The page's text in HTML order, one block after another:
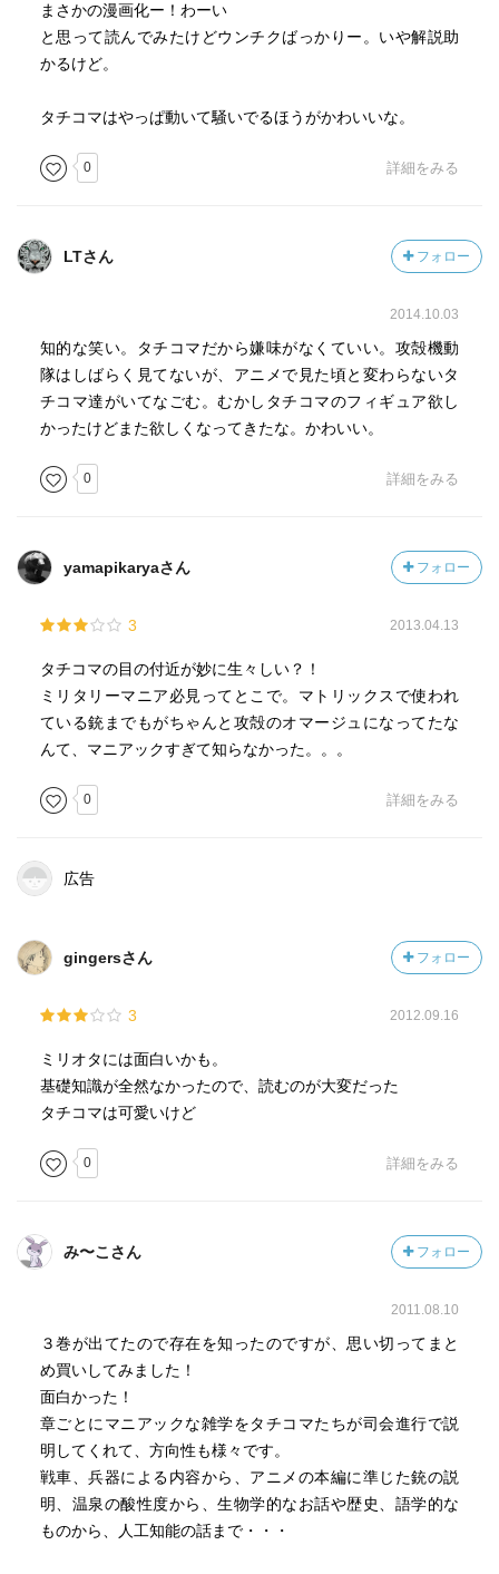
まさかの漫画化ー！わーい
と思って読んでみたけどウンチクばっかりー。いや解説助
かるけど。
タチコマはやっぱ動いて騒いでるほうがかわいいな。
0 詳細をみる
LTさん フォロー
2014.10.03
知的な笑い。タチコマだから嫌味がなくていい。攻殻機動
隊はしばらく見てないが、アニメで見た頃と変わらないタ
チコマ達がいてなごむ。むかしタチコマのフィギュア欲し
かったけどまた欲しくなってきたな。かわいい。
0 詳細をみる
yamapikaryaさん フォロー
3 2013.04.13
タチコマの目の付近が妙に生々しい？！
ミリタリーマニア必見ってとこで。マトリックスで使われ
ている銃までもがちゃんと攻殻のオマージュになってたな
んて、マニアックすぎて知らなかった。。。
0 詳細をみる
広告
gingersさん フォロー
3 2012.09.16
ミリオタには面白いかも。
基礎知識が全然なかったので、読むのが大変だった
タチコマは可愛いけど
0 詳細をみる
み〜こさん フォロー
2011.08.10
３巻が出てたので存在を知ったのですが、思い切ってまと
め買いしてみました！
面白かった！
章ごとにマニアックな雑学をタチコマたちが司会進行で説
明してくれて、方向性も様々です。
戦車、兵器による内容から、アニメの本編に準じた銃の説
明、温泉の酸性度から、生物学的なお話や歴史、語学的な
ものから、人工知能の話まで・・・